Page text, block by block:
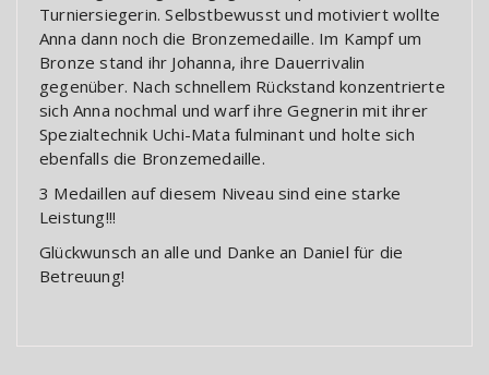
Turniersiegerin. Selbstbewusst und motiviert wollte
Anna dann noch die Bronzemedaille. Im Kampf um
Bronze stand ihr Johanna, ihre Dauerrivalin
gegenüber. Nach schnellem Rückstand konzentrierte
sich Anna nochmal und warf ihre Gegnerin mit ihrer
Spezialtechnik Uchi-Mata fulminant und holte sich
ebenfalls die Bronzemedaille.
3 Medaillen auf diesem Niveau sind eine starke
Leistung!!!
Glückwunsch an alle und Danke an Daniel für die
Betreuung!